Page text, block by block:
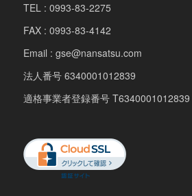
TEL : 0993-83-2275
FAX : 0993-83-4142
Email : gse@nansatsu.com
法人番号 6340001012839
適格事業者登録番号 T6340001012839